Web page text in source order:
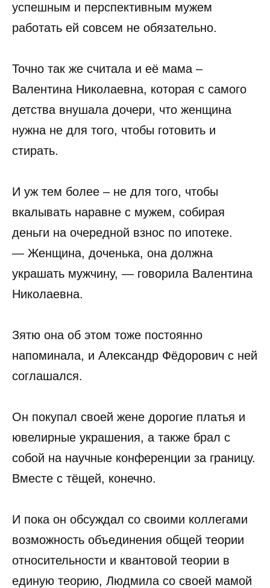
успешным и перспективным мужем
работать ей совсем не обязательно.
Точно так же считала и её мама –
Валентина Николаевна, которая с самого
детства внушала дочери, что женщина
нужна не для того, чтобы готовить и
стирать.
И уж тем более – не для того, чтобы
вкалывать наравне с мужем, собирая
деньги на очередной взнос по ипотеке.
— Женщина, доченька, она должна
украшать мужчину, — говорила Валентина
Николаевна.
Зятю она об этом тоже постоянно
напоминала, и Александр Фёдорович с ней
соглашался.
Он покупал своей жене дорогие платья и
ювелирные украшения, а также брал с
собой на научные конференции за границу.
Вместе с тёщей, конечно.
И пока он обсуждал со своими коллегами
возможность объединения общей теории
относительности и квантовой теории в
единую теорию, Людмила со своей мамой